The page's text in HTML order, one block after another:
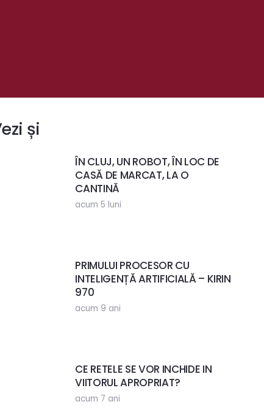
și
ÎN CLUJ, UN ROBOT, ÎN LOC DE
CASĂ DE MARCAT, LA O
CANTINĂ
acum 5 luni
PRIMULUI PROCESOR CU
INTELIGENȚĂ ARTIFICIALĂ – KIRIN
970
acum 9 ani
CE RETELE SE VOR INCHIDE IN
VIITORUL APROPRIAT?
acum 7 ani